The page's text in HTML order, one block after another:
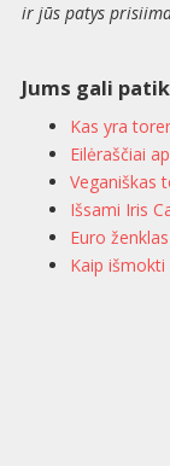
ir jūs patys
Jums gali
Kas yra
Eilėraščiai
Veganiškas
Išsami Iris
Euro
Kaip